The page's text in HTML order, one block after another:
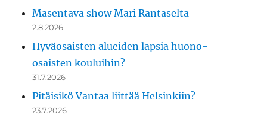
Masentava show Mari Rantaselta
2.8.2026
Hyväosaisten alueiden lapsia huono-
osaisten kouluihin?
31.7.2026
Pitäisikö Vantaa liittää Helsinkiin?
23.7.2026